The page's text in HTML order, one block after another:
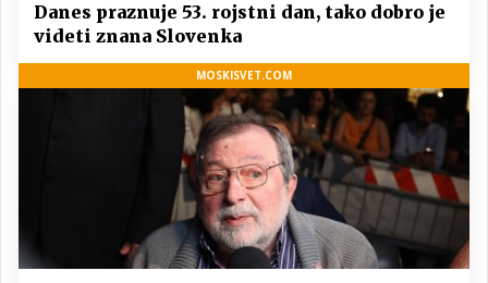
Danes praznuje 53. rojstni dan, tako dobro je
videti znana Slovenka
MOSKISVET.COM